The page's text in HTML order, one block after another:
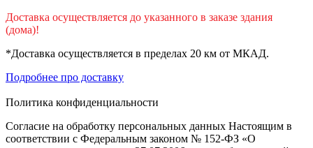
Доставка осуществляется до указанного в заказе здания
(дома)!
*Доставка осуществляется в пределах 20 км от МКАД.
Подробнее про доставку
Политика конфиденциальности
Согласие на обработку персональных данных Настоящим в
соответствии с Федеральным законом № 152-ФЗ «О